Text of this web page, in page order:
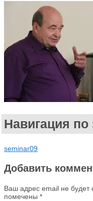
Навигация по
seminar09
Добавить
Ваш адрес email не будет
помечены *